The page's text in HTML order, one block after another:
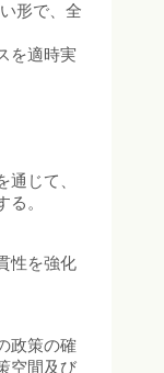
形で、全
を適時実
じて、
。
性を強化
政策の確
空間及び